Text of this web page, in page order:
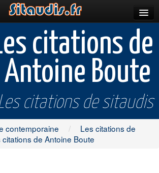
citations de
Antoine Boute
citations de sitaudis
contemporaine /
Les citations de
citations de Antoine Boute